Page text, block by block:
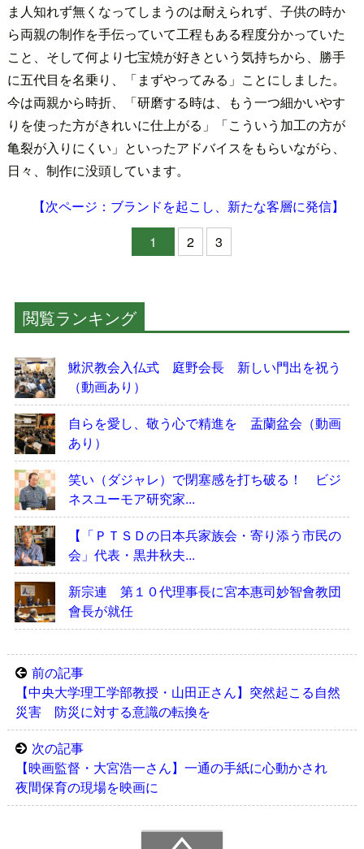
ま人知れず無くなってしまうのは耐えられず、子供の時か
ら両親の制作を手伝っていて工程もある程度分かっていた
こと、そして何より七宝焼が好きという気持ちから、勝手
に五代目を名乗り、「まずやってみる」ことにしました。
今は両親から時折、「研磨する時は、もう一つ細かいやす
りを使った方がきれいに仕上がる」「こういう加工の方が
亀裂が入りにくい」といったアドバイスをもらいながら、
日々、制作に没頭しています。
【次ページ：ブランドを起こし、新たな客層に発信】
1
2 3
閲覧ランキング
鰍沢教会入仏式 庭野会長 新しい門出を祝う
（動画あり）
自らを愛し、敬う心で精進を 盂蘭盆会（動画
あり）
笑い（ダジャレ）で閉塞感を打ち破る！ ビジ
ネスユーモア研究家...
【「ＰＴＳＤの日本兵家族会・寄り添う市民の
会」代表・黒井秋夫...
新宗連 第１０代理事長に宮本惠司妙智會教団
會長が就任
前の記事
【中央大学理工学部教授・山田正さん】突然起こる自然
災害 防災に対する意識の転換を
次の記事
【映画監督・大宮浩一さん】一通の手紙に心動かされ
夜間保育の現場を映画に